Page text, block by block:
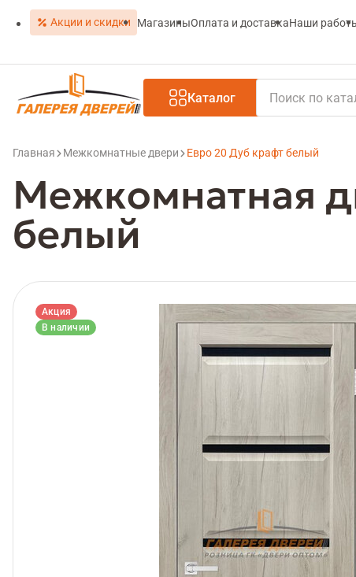
Акции и скидки МагазиныОплата и доставкаНаши
Каталог
Главная Межкомнатные двери Евро 20 Дуб крафт белый
Межкомнатная
белый
Акция
В наличии